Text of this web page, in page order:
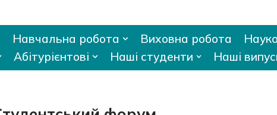
Навчальна робота Виховна робота
Абітурієнтові Наші студенти Наші